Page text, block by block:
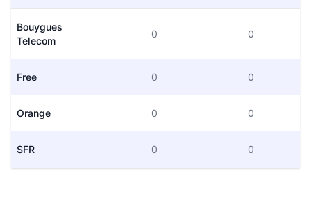
Bouygues
Telecom
0 0
Free 0 0
Orange 0 0
SFR 0 0